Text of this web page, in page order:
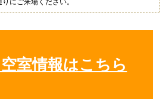
ポ
室情報はこちら